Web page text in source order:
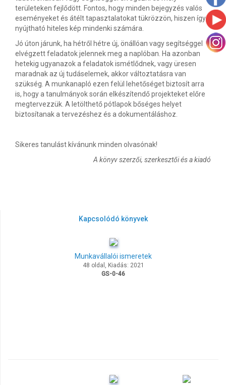
területeken fejlődött. Fontos, hogy minden bejegyzés valós
eseményeket és átélt tapasztalatokat tükrözzön, hiszen így
nyújtható hiteles kép mindenki számára.
Jó úton járunk, ha hétről hétre új, önállóan vagy segítséggel
elvégzett feladatok jelennek meg a naplóban. Ha azonban
hetekig ugyanazok a feladatok ismétlődnek, vagy üresen
maradnak az új tudáselemek, akkor változtatásra van
szükség. A munkanapló ezen felül lehetőséget biztosít arra
is, hogy a tanulmányok során elkészítendő projekteket előre
megtervezzük. A letölthető pótlapok bőséges helyet
biztosítanak a tervezéshez és a dokumentáláshoz.
Sikeres tanulást kívánunk minden olvasónak!
A könyv szerzői, szerkesztői és a kiadó
Kapcsolódó könyvek
Munkavállalói ismeretek
48 oldal, Kiadás: 2021
GS-0-46